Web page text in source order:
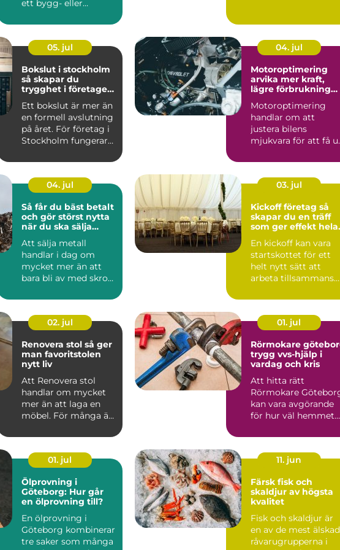
ett bygg- eller
Vale...
05. jul
Bokslut i stockholm
så skapar du
trygghet i företagets
Ett bokslut är mer än
en formell avslutning
på året. För företag i
Stockholm fungerar
04. jul
Motoroptimering
arvika mer kraft,
lägre förbrukning
Motoroptimering
handlar om att
justera bilens
mjukvara för att få
att byta någ...
04. jul
Så får du bäst betalt
och gör störst nytta
när du ska sälja
Att sälja metall
handlar i dag om
mycket mer än att
bara bli av med skrot.
metalls...
03. jul
Kickoff företag så
skapar du en träff
som ger effekt hela
En kickoff kan vara
startskottet för ett
helt nytt sätt att
arbeta tillsammans.
02. jul
Renovera stol så ger
man favoritstolen
nytt liv
Att Renovera stol
handlar om mycket
mer än att laga en
möbel. För många är
hand ...
01. jul
Rörmokare
trygg vvs-hjälp i
vardag och kris
Att hitta rätt
Rörmokare
kan vara avgörande
för hur väl hemmet
och på s...
01. jul
Ölprovning i
Göteborg: Hur går
en ölprovning till?
En ölprovning i
Göteborg kombinerar
tre saker som många
11. jun
Färsk fisk och
skaldjur av högsta
kvalitet
Fisk och skaldjur är
en av de mest
råvarugrupperna i